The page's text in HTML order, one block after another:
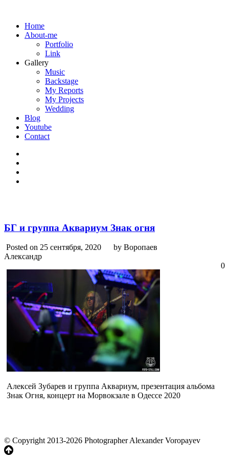
Home
About-me
Portfolio
Link
Gallery
Music
Backstage
My Reports
My Projects
Wedding
Blog
Youtube
Contact
БГ и группа Аквариум Знак огня
Posted on 25 сентября, 2020
by Воропаев
Александр
0
Алексей Зубарев и группа Аквариум, презентация альбома
Знак Огня, концерт на Морвокзале в Одессе 2020
© Copyright 2013-2026 Photographer Alexander Voropayev